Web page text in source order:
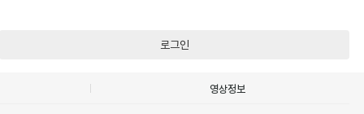
로그인
영상정보